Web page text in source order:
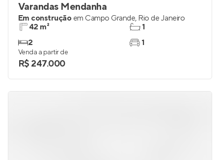
Varandas Mendanha
Em construção em Campo Grande, Rio de Janeiro
42 m²
2
1
1
Venda a partir de
R$ 247.000